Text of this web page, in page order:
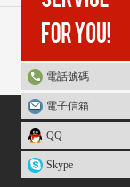
電話號碼
電子信箱
QQ
Skype